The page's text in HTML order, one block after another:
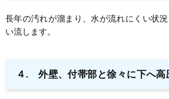
長年の汚れが溜まり、水が流れにくい状
い流します。
４. 外壁、付帯部と徐々に下へ高